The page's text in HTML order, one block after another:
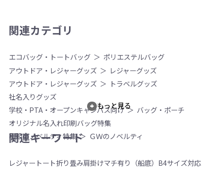
関連カテゴリ
エコバッグ・トートバッグ
ポリエステルバッグ
アウトドア・レジャーグッズ
レジャーグッズ
アウトドア・レジャーグッズ
トラベルグッズ
社名入りグッズ
学校・PTA・オープンキャンパス向け
バッグ・ポーチ
オリジナル名入れ印刷バッグ特集
季節のノベルティ特集
ＧＷのノベルティ
もっと見る
関連キーワード
レジャー トート折り畳み肩掛けマチ有り（船底） B4サイズ対応